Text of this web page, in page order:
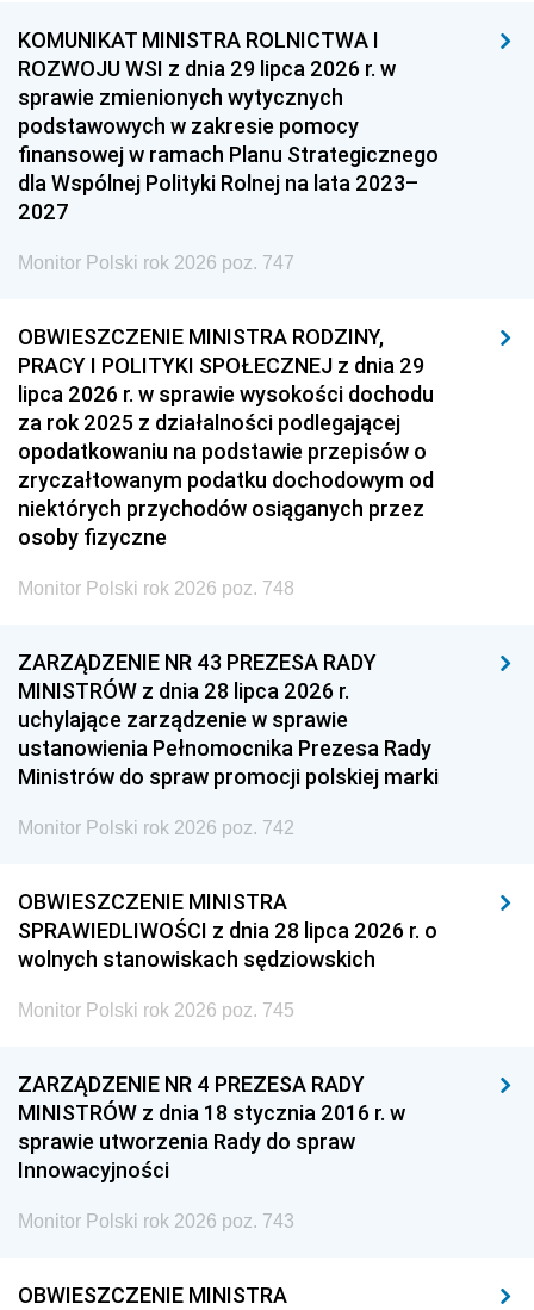
KOMUNIKAT MINISTRA ROLNICTWA I
ROZWOJU WSI z dnia 29 lipca 2026 r. w
sprawie zmienionych wytycznych
podstawowych w zakresie pomocy
finansowej w ramach Planu Strategicznego
dla Wspólnej Polityki Rolnej na lata 2023–
2027
Monitor Polski rok 2026 poz. 747
OBWIESZCZENIE MINISTRA RODZINY,
PRACY I POLITYKI SPOŁECZNEJ z dnia 29
lipca 2026 r. w sprawie wysokości dochodu
za rok 2025 z działalności podlegającej
opodatkowaniu na podstawie przepisów o
zryczałtowanym podatku dochodowym od
niektórych przychodów osiąganych przez
osoby fizyczne
Monitor Polski rok 2026 poz. 748
ZARZĄDZENIE NR 43 PREZESA RADY
MINISTRÓW z dnia 28 lipca 2026 r.
uchylające zarządzenie w sprawie
ustanowienia Pełnomocnika Prezesa Rady
Ministrów do spraw promocji polskiej marki
Monitor Polski rok 2026 poz. 742
OBWIESZCZENIE MINISTRA
SPRAWIEDLIWOŚCI z dnia 28 lipca 2026 r. o
wolnych stanowiskach sędziowskich
Monitor Polski rok 2026 poz. 745
ZARZĄDZENIE NR 4 PREZESA RADY
MINISTRÓW z dnia 18 stycznia 2016 r. w
sprawie utworzenia Rady do spraw
Innowacyjności
Monitor Polski rok 2026 poz. 743
OBWIESZCZENIE MINISTRA